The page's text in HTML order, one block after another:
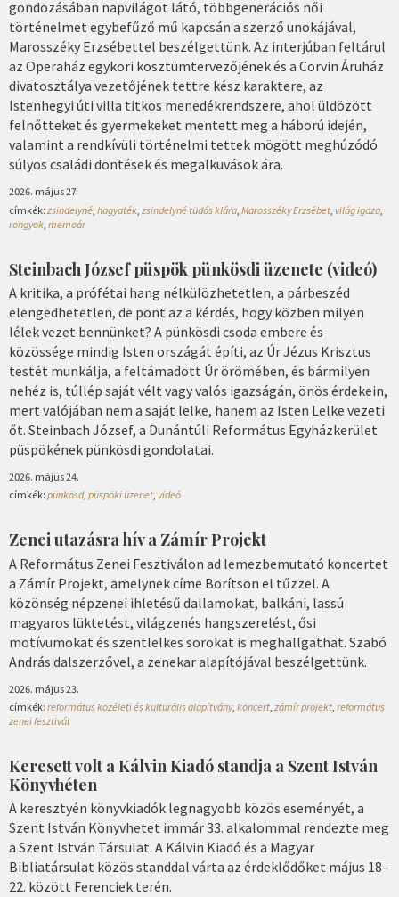
gondozásában napvilágot látó, többgenerációs női
történelmet egybefűző mű kapcsán a szerző unokájával,
Marosszéky Erzsébettel beszélgettünk. Az interjúban feltárul
az Operaház egykori kosztümtervezőjének és a Corvin Áruház
divatosztálya vezetőjének tettre kész karaktere, az
Istenhegyi úti villa titkos menedékrendszere, ahol üldözött
felnőtteket és gyermekeket mentett meg a háború idején,
valamint a rendkívüli történelmi tettek mögött meghúzódó
súlyos családi döntések és megalkuvások ára.
2026. május 27.
címkék: zsindelyné hagyaték zsindelyné tüdős klára Marosszéky Erzsébet világ igaza
rongyok memoár
Steinbach József püspök pünkösdi üzenete (videó)
A kritika, a prófétai hang nélkülözhetetlen, a párbeszéd
elengedhetetlen, de pont az a kérdés, hogy közben milyen
lélek vezet bennünket? A pünkösdi csoda embere és
közössége mindig Isten országát építi, az Úr Jézus Krisztus
testét munkálja, a feltámadott Úr örömében, és bármilyen
nehéz is, túllép saját vélt vagy valós igazságán, önös érdekein,
mert valójában nem a saját lelke, hanem az Isten Lelke vezeti
őt. Steinbach József, a Dunántúli Református Egyházkerület
püspökének pünkösdi gondolatai.
2026. május 24.
címkék: pünkösd, püspöki üzenet, videó
Zenei utazásra hív a Zámír Projekt
A Református Zenei Fesztiválon ad lemezbemutató koncertet
a Zámír Projekt, amelynek címe Borítson el tűzzel. A
közönség népzenei ihletésű dallamokat, balkáni, lassú
magyaros lüktetést, világzenés hangszerelést, ősi
motívumokat és szentlelkes sorokat is meghallgathat. Szabó
András dalszerzővel, a zenekar alapítójával beszélgettünk.
2026. május 23.
címkék: református közéleti és kulturális alapítvány, koncert zámír projekt református
zenei fesztivál
Keresett volt a Kálvin Kiadó standja a Szent István
Könyvhéten
A keresztyén könyvkiadók legnagyobb közös eseményét, a
Szent István Könyvhetet immár 33. alkalommal rendezte meg
a Szent István Társulat. A Kálvin Kiadó és a Magyar
Bibliatársulat közös standdal várta az érdeklődőket május 18–
22. között Ferenciek terén.